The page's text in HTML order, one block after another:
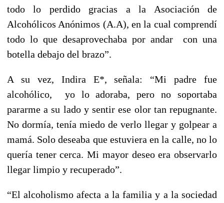
todo lo perdido gracias a la Asociación de
Alcohólicos Anónimos (A.A), en la cual comprendí
todo lo que desaprovechaba por andar con una
botella debajo del brazo”.
A su vez, Indira E*, señala: “Mi padre fue
alcohólico, yo lo adoraba, pero no soportaba
pararme a su lado y sentir ese olor tan repugnante.
No dormía, tenía miedo de verlo llegar y golpear a
mamá. Solo deseaba que estuviera en la calle, no lo
quería tener cerca. Mi mayor deseo era observarlo
llegar limpio y recuperado”.
“El alcoholismo afecta a la familia y a la sociedad